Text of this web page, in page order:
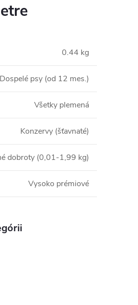
0.44 kg
Dospelé psy (od 12 mes.)
Všetky plemená
Konzervy (šťavnaté)
dobroty (0,01-1,99 kg)
Vysoko prémiové